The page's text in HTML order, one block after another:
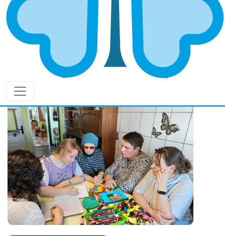
Чебоксарская и
Чувашская
Еще новости по теме